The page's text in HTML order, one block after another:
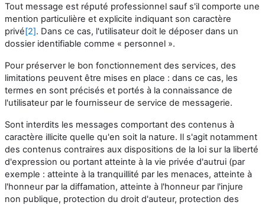
Tout message est réputé professionnel sauf s'il comporte une
mention particulière et explicite indiquant son caractère
privé[2]. Dans ce cas, l'utilisateur doit le déposer dans un
dossier identifiable comme « personnel ».
Pour préserver le bon fonctionnement des services, des
limitations peuvent être mises en place : dans ce cas, les
termes en sont précisés et portés à la connaissance de
l'utilisateur par le fournisseur de service de messagerie.
Sont interdits les messages comportant des contenus à
caractère illicite quelle qu'en soit la nature. Il s'agit notamment
des contenus contraires aux dispositions de la loi sur la liberté
d'expression ou portant atteinte à la vie privée d'autrui (par
exemple : atteinte à la tranquillité par les menaces, atteinte à
l'honneur par la diffamation, atteinte à l'honneur par l'injure
non publique, protection du droit d'auteur, protection des